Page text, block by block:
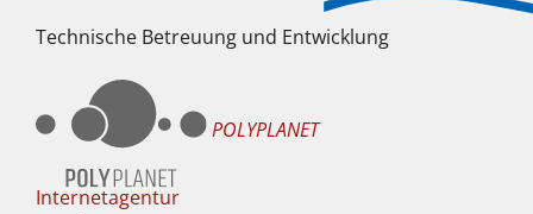
Technische Betreuung und Entwicklung
POLYPLANET
Internetagentur